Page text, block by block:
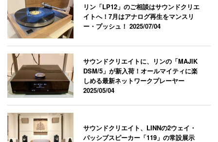
リン「LP12」のご相談はサウンドクリエ
イトへ！7月はアナログ再生をマンスリ
ー・プッシュ！2025/07/04
サウンドクリエイトに、リンの「MAJIK
DSM/5」が新入荷！オールマイティに楽
しめる最新ネットワークプレーヤー
2025/05/04
サウンドクリエイト、LINNの2ウェイ・
パッシブスピーカー「119」の常設展示